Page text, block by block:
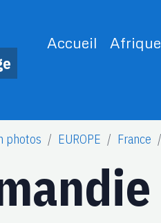
Accueil Afrique
photos EUROPE France